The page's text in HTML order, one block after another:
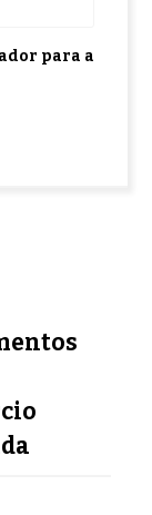
para a